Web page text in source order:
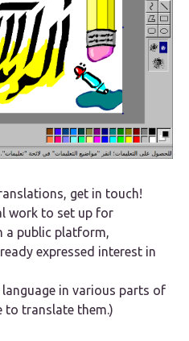
get in touch!
work to set up for
a public platform,
expressed interest in
in various parts of
to translate them.)